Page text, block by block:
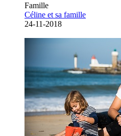
Famille
Céline et sa famille
24-11-2018